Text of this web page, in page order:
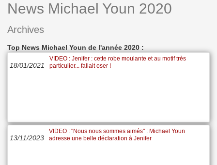
News Michael Youn 2020
Archives
Top News Michael Youn de l'année 2020 :
18/01/2021
VIDEO : Jenifer : cette robe moulante et au motif très
particulier... fallait oser !
13/11/2023
VIDEO : "Nous nous sommes aimés" : Michael Youn
adresse une belle déclaration à Jenifer